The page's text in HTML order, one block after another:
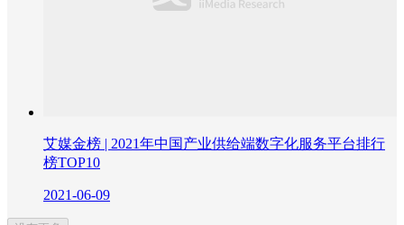
艾媒金榜 | 2021年中国产业供给端数字化服务平台排行
榜TOP10
2021-06-09